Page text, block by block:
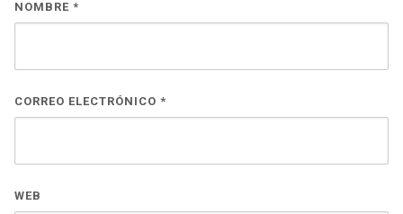
NOMBRE *
CORREO ELECTRÓNICO *
WEB